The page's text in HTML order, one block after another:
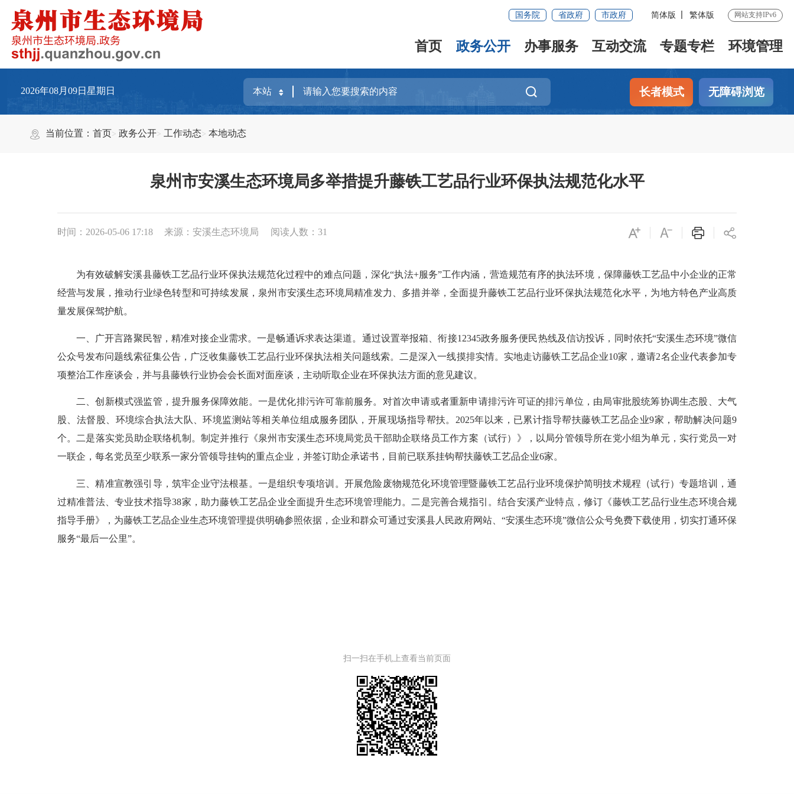
国务院 省政府 市政府 简体版 繁体版 网站支持IPv6
首页 政务公开 办事服务 互动交流 专题专栏 环境管理
2026年08月09日星期日 长者模式 无障碍浏览
当前位置：首页 政务公开 工作动态 本地动态
泉州市安溪生态环境局多举措提升藤铁工艺品行业环保执法规范化水平
时间：2026-05-06 17:18 来源：安溪生态环境局 阅读人数： 31
为有效破解安溪县藤铁工艺品行业环保执法规范化过程中的难点问题，深化“执法+服务”工作内涵，营造规范有序的执法环境，保障藤铁工艺品中小企业的正常
经营与发展，推动行业绿色转型和可持续发展，泉州市安溪生态环境局精准发力、多措并举，全面提升藤铁工艺品行业环保执法规范化水平，为地方特色产业高质
量发展保驾护航。
一、广开言路聚民智，精准对接企业需求。一是畅通诉求表达渠道。通过设置举报箱、衔接12345政务服务便民热线及信访投诉，同时依托“安溪生态环境”微信
公众号发布问题线索征集公告，广泛收集藤铁工艺品行业环保执法相关问题线索。二是深入一线摸排实情。实地走访藤铁工艺品企业10家，邀请2名企业代表参加专
项整治工作座谈会，并与县藤铁行业协会会长面对面座谈，主动听取企业在环保执法方面的意见建议。
二、创新模式强监管，提升服务保障效能。一是优化排污许可靠前服务。对首次申请或者重新申请排污许可证的排污单位，由局审批股统筹协调生态股、大气
股、法督股、环境综合执法大队、环境监测站等相关单位组成服务团队，开展现场指导帮扶。 2025年以来，已累计指导帮扶藤铁工艺品企业9家，帮助解决问题9
个。二是落实党员助企联络机制。制定并推行《泉州市安溪生态环境局党员干部助企联络员工作方案（试行）》，以局分管领导所在党小组为单元，实行党员一对
一联企，每名党员至少联系一家分管领导挂钩的重点企业，并签订助企承诺书，目前已联系挂钩帮扶藤铁工艺品企业6家。
三、精准宣教强引导，筑牢企业守法根基。一是组织专项培训。开展危险废物规范化环境管理暨藤铁工艺品行业环境保护简明技术规程（试行）专题培训，通
过精准普法、专业技术指导38家，助力藤铁工艺品企业全面提升生态环境管理能力。二是完善合规指引。结合安溪产业特点，修订《藤铁工艺品行业生态环境合规
指导手册》，为藤铁工艺品企业生态环境管理提供明确参照依据，企业和群众可通过安溪县人民政府网站、“安溪生态环境”微信公众号免费下载使用，切实打通环保
服务“最后一公里”。
扫一扫在手机上查看当前页面